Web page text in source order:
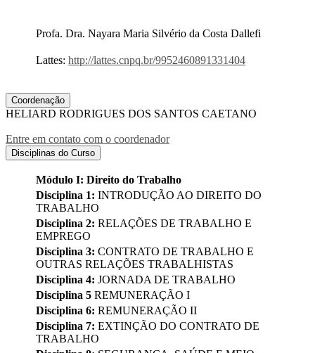
Profa. Dra. Nayara Maria Silvério da Costa Dallefi
Lattes: http://lattes.cnpq.br/9952460891331404
Coordenação
HELIARD RODRIGUES DOS SANTOS CAETANO
Entre em contato com o coordenador
Disciplinas do Curso
Módulo I: Direito do Trabalho
Disciplina 1: INTRODUÇÃO AO DIREITO DO
TRABALHO
Disciplina 2: RELAÇÕES DE TRABALHO E
EMPREGO
Disciplina 3: CONTRATO DE TRABALHO E
OUTRAS RELAÇÕES TRABALHISTAS
Disciplina 4: JORNADA DE TRABALHO
Disciplina 5 REMUNERAÇÃO I
Disciplina 6: REMUNERAÇÃO II
Disciplina 7: EXTINÇÃO DO CONTRATO DE
TRABALHO